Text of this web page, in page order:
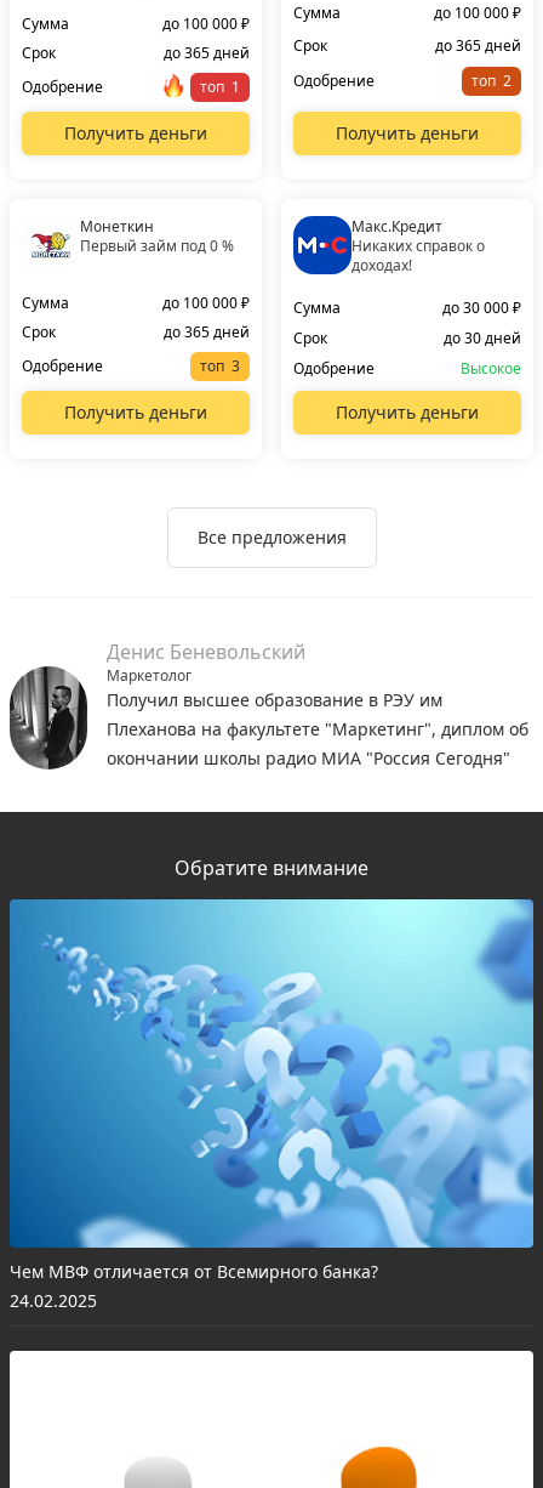
Сумма
до 100 000 ₽
Срок
до 365 дней
Одобрение
топ
Получить деньги
Сумма
до 100 000 ₽
Срок
до 365 дней
Одобрение
топ
Получить деньги
Монеткин
Первый займ под 0 %
Сумма
до 100 000 ₽
Срок
до 365 дней
Одобрение
топ
Получить деньги
Макс.Кредит
Никаких справок о
доходах!
Сумма
до 30 000 ₽
Срок
до 30 дней
Одобрение
Высокое
Получить деньги
Все предложения
Денис Беневольский
Маркетолог
Получил высшее образование в РЭУ им
Плеханова на факультете "Маркетинг", диплом об
окончании школы радио МИА "Россия Сегодня"
Обратите внимание
Чем МВФ отличается от Всемирного банка?
24.02.2025